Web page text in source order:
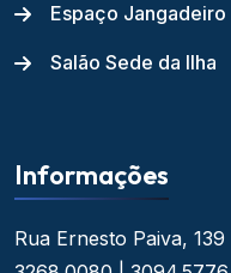
Espaço Jangadeiro
Salão Sede da Ilha
Informações
Rua Ernesto Paiva, 139